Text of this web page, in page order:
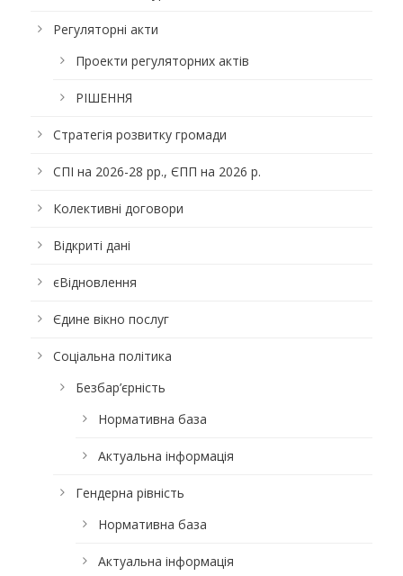
Регуляторні акти
Проекти регуляторних актів
РІШЕННЯ
Стратегія розвитку громади
СПІ на 2026-28 рр., ЄПП на 2026 р.
Колективні договори
Відкриті дані
єВідновлення
Єдине вікно послуг
Соціальна політика
Безбар’єрність
Нормативна база
Актуальна інформація
Гендерна рівність
Нормативна база
Актуальна інформація